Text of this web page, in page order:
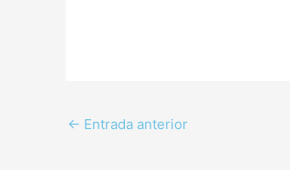
← Entrada anterior